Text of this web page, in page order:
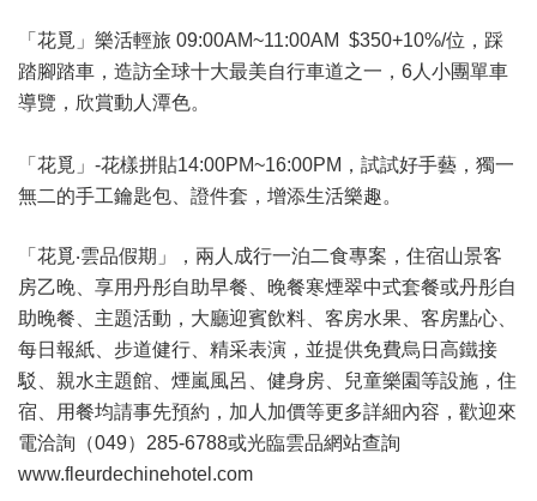
「花覓」樂活輕旅 09:00AM~11:00AM $350+10%/位，踩
踏腳踏車，造訪全球十大最美自行車道之一，6人小團單車
導覽，欣賞動人潭色。
「花覓」-花樣拼貼14:00PM~16:00PM，試試好手藝，獨一
無二的手工鑰匙包、證件套，增添生活樂趣。
「花覓‧雲品假期」，兩人成行一泊二食專案，住宿山景客
房乙晚、享用丹彤自助早餐、晚餐寒煙翠中式套餐或丹彤自
助晚餐、主題活動，大廳迎賓飲料、客房水果、客房點心、
每日報紙、步道健行、精采表演，並提供免費烏日高鐵接
駁、親水主題館、煙嵐風呂、健身房、兒童樂園等設施，住
宿、用餐均請事先預約，加人加價等更多詳細內容，歡迎來
電洽詢（049）285-6788或光臨雲品網站查詢
www.fleurdechinehotel.com